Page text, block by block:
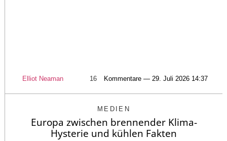
Elliot Neaman 16 Kommentare — 29. Juli 2026 14:37
MEDIEN
Europa zwischen brennender Klima-
Hysterie und kühlen Fakten